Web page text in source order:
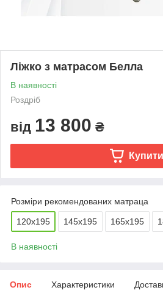
Ліжко з матрасом Белла
В наявності
Роздріб
від 13 800 ₴
Купити
Розміри рекомендованих матраца
120х195 145х195 165х195
В наявності
Опис Характеристики